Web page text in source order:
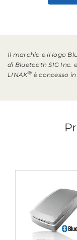
Il marchio e il logo
di Bluetooth SIG Inc.
LINAK® è concesso in